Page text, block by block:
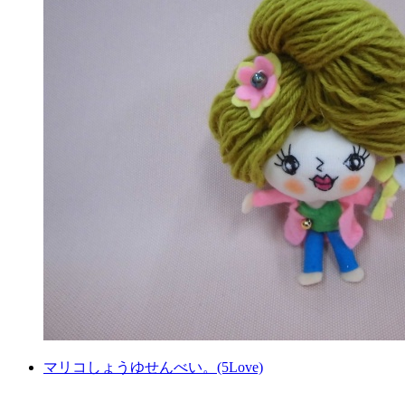
マリコしょうゆせんべい。(5Love)